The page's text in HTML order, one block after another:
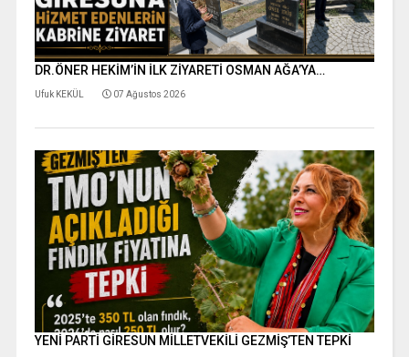
DR.ÖNER HEKİM’İN İLK ZİYARETİ OSMAN AĞA’YA…
Ufuk KEKÜL 07 Ağustos 2026
YENİ PARTİ GİRESUN MİLLETVEKİLİ GEZMİŞ’TEN TEPKİ